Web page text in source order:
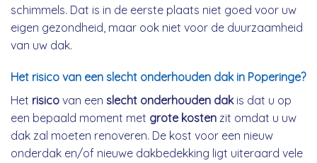
schimmels. Dat is in de eerste plaats niet goed voor uw
eigen gezondheid, maar ook niet voor de duurzaamheid
van uw dak.
Het risico van een slecht onderhouden dak in Poperinge?
Het risico van een slecht onderhouden dakis dat u op
een bepaald moment met grote kosten zit omdat u uw
dak zal moeten renoveren. De kost voor een nieuw
onderdak en/of nieuwe dakbedekking ligt uiteraard vele